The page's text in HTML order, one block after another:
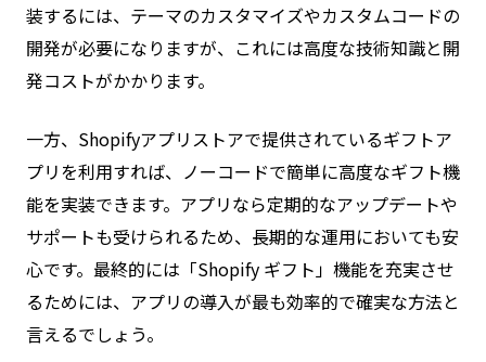
装するには、テーマのカスタマイズやカスタムコードの
開発が必要になりますが、これには高度な技術知識と開
発コストがかかります。
一方、Shopifyアプリストアで提供されているギフトア
プリを利用すれば、ノーコードで簡単に高度なギフト機
能を実装できます。アプリなら定期的なアップデートや
サポートも受けられるため、長期的な運用においても安
心です。最終的には「Shopify ギフト」機能を充実させ
るためには、アプリの導入が最も効率的で確実な方法と
言えるでしょう。